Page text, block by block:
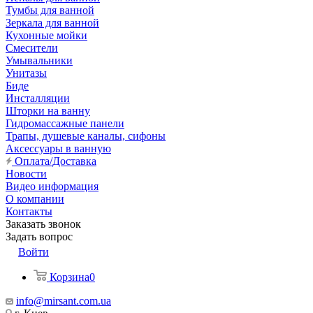
Тумбы для ванной
Зеркала для ванной
Кухонные мойки
Смесители
Умывальники
Унитазы
Биде
Инсталляции
Шторки на ванну
Гидромассажные панели
Трапы, душевые каналы, сифоны
Аксессуары в ванную
Оплата/Доставка
Новости
Видео информация
О компании
Контакты
Заказать звонок
Задать вопрос
Войти
Корзина0
info@mirsant.com.ua